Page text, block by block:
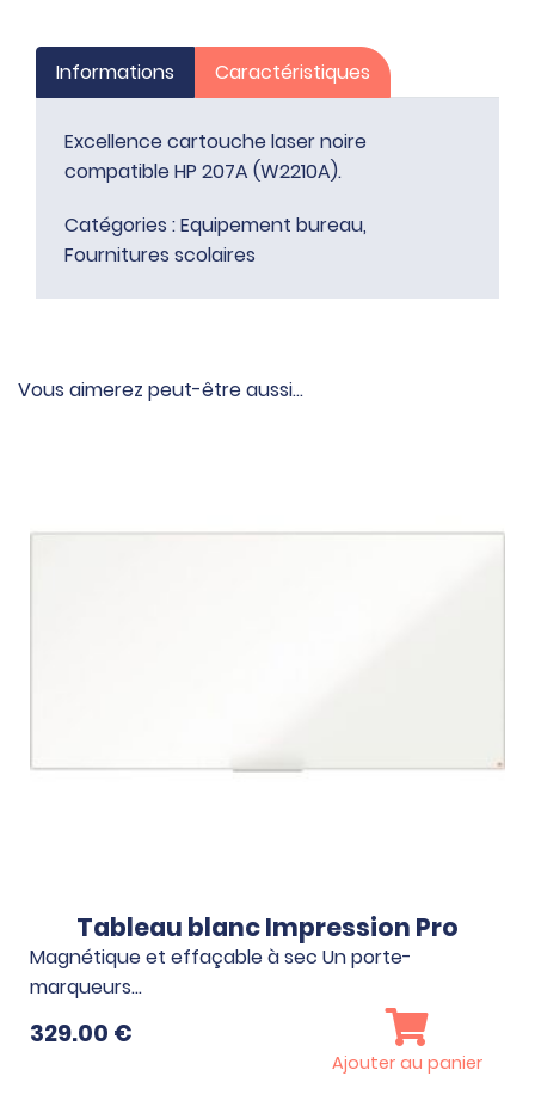
Informations
Caractéristiques
Excellence cartouche laser noire
compatible HP 207A (W2210A).
Catégories :Equipement bureau,
Fournitures scolaires
Vous aimerez peut-être aussi…
Tableau blanc Impression Pro
Magnétique et effaçable à sec Un porte-
marqueurs…
329.00 €
Ajouter au panier